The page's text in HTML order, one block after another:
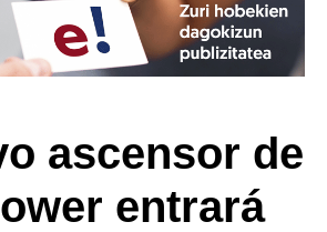
ascensor de
entrará